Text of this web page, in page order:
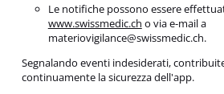
Le notifiche possono essere
www.swissmedic.ch o via e-mail a
materiovigilance@swissmedic.ch.
Segnalando eventi indesiderati,
continuamente la sicurezza dell'app.